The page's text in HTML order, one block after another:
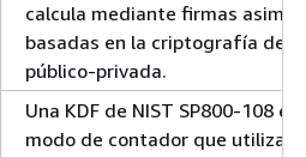
calcula mediante firmas
basadas en la criptografía de
público-privada.
Una KDF de NIST SP800-108 en
modo de contador que utiliza la